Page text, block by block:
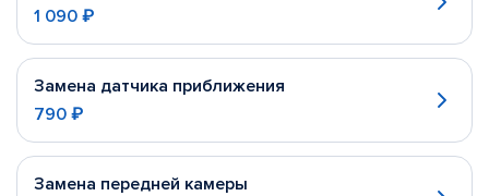
1 090 ₽
Замена датчика приближения
790 ₽
Замена передней камеры